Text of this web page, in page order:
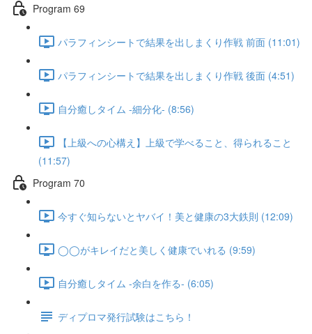
Program 69
パラフィンシートで結果を出しまくり作戦 前面 (11:01)
パラフィンシートで結果を出しまくり作戦 後面 (4:51)
自分癒しタイム -細分化- (8:56)
【上級への心構え】上級で学べること、得られること
(11:57)
Program 70
今すぐ知らないとヤバイ！美と健康の3大鉄則 (12:09)
◯◯がキレイだと美しく健康でいれる (9:59)
自分癒しタイム -余白を作る- (6:05)
ディプロマ発行試験はこちら！